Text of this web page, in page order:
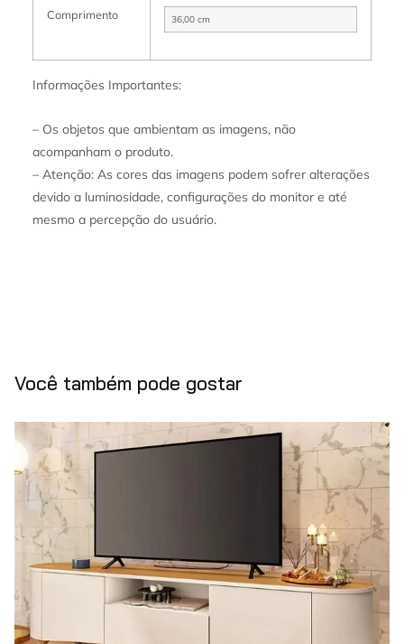
Comprimento 36,00 cm
Informações Importantes:
– Os objetos que ambientam as imagens, não
acompanham o produto.
– Atenção: As cores das imagens podem sofrer alterações
devido a luminosidade, configurações do monitor e até
mesmo a percepção do usuário.
Você também pode gostar